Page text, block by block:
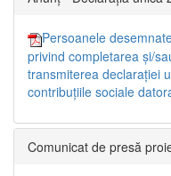
Persoanele
privind completarea și/
transmiterea declarației
contribuțiile sociale
Comunicat de presă